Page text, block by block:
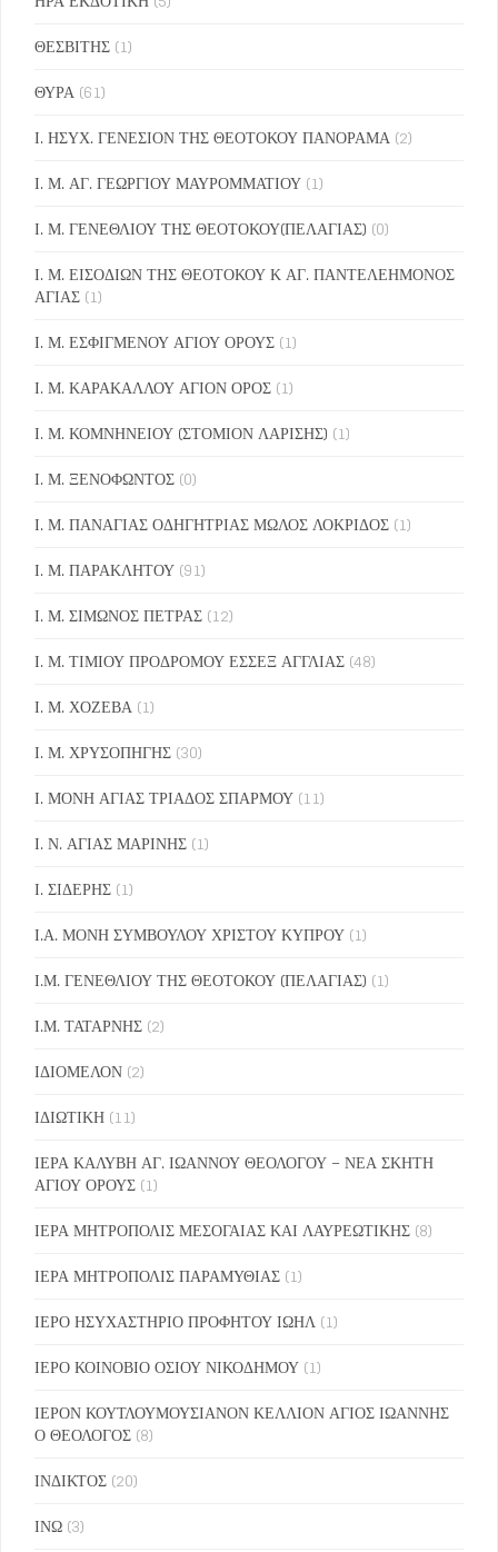
ΘΕΣΒΙΤΗΣ (1)
ΘΥΡΑ (61)
Ι. ΗΣΥΧ. ΓΕΝΕΣΙΟΝ ΤΗΣ ΘΕΟΤΟΚΟΥ ΠΑΝΟΡΑΜΑ (2)
Ι. Μ. ΑΓ. ΓΕΩΡΓΙΟΥ ΜΑΥΡΟΜΜΑΤΙΟΥ (1)
Ι. Μ. ΓΕΝΕΘΛΙΟΥ ΤΗΣ ΘΕΟΤΟΚΟΥ(ΠΕΛΑΓΙΑΣ) (0)
Ι. Μ. ΕΙΣΟΔΙΩΝ ΤΗΣ ΘΕΟΤΟΚΟΥ Κ ΑΓ. ΠΑΝΤΕΛΕΗΜΟΝΟΣ
ΑΓΙΑΣ (1)
Ι. Μ. ΕΣΦΙΓΜΕΝΟΥ ΑΓΙΟΥ ΟΡΟΥΣ (1)
Ι. Μ. ΚΑΡΑΚΑΛΛΟΥ ΑΓΙΟΝ ΟΡΟΣ (1)
Ι. Μ. ΚΟΜΝΗΝΕΙΟΥ (ΣΤΟΜΙΟΝ ΛΑΡΙΣΗΣ) (1)
Ι. Μ. ΞΕΝΟΦΩΝΤΟΣ (0)
Ι. Μ. ΠΑΝΑΓΙΑΣ ΟΔΗΓΗΤΡΙΑΣ ΜΩΛΟΣ ΛΟΚΡΙΔΟΣ (1)
Ι. Μ. ΠΑΡΑΚΛΗΤΟΥ (91)
Ι. Μ. ΣΙΜΩΝΟΣ ΠΕΤΡΑΣ (12)
Ι. Μ. ΤΙΜΙΟΥ ΠΡΟΔΡΟΜΟΥ ΕΣΣΕΞ ΑΓΓΛΙΑΣ (48)
Ι. Μ. ΧΟΖΕΒΑ (1)
Ι. Μ. ΧΡΥΣΟΠΗΓΗΣ (30)
Ι. ΜΟΝΗ ΑΓΙΑΣ ΤΡΙΑΔΟΣ ΣΠΑΡΜΟΥ (11)
Ι. Ν. ΑΓΙΑΣ ΜΑΡΙΝΗΣ (1)
Ι. ΣΙΔΕΡΗΣ (1)
Ι.Α. ΜΟΝΗ ΣΥΜΒΟΥΛΟΥ ΧΡΙΣΤΟΥ ΚΥΠΡΟΥ (1)
Ι.Μ. ΓΕΝΕΘΛΙΟΥ ΤΗΣ ΘΕΟΤΟΚΟΥ (ΠΕΛΑΓΙΑΣ) (1)
Ι.Μ. ΤΑΤΑΡΝΗΣ (2)
ΙΔΙΟΜΕΛΟΝ (2)
ΙΔΙΩΤΙΚΗ (11)
ΙΕΡΑ ΚΑΛΥΒΗ ΑΓ. ΙΩΑΝΝΟΥ ΘΕΟΛΟΓΟΥ – ΝΕΑ ΣΚΗΤΗ
ΑΓΙΟΥ ΟΡΟΥΣ (1)
ΙΕΡΑ ΜΗΤΡΟΠΟΛΙΣ ΜΕΣΟΓΑΙΑΣ ΚΑΙ ΛΑΥΡΕΩΤΙΚΗΣ (8)
ΙΕΡΑ ΜΗΤΡΟΠΟΛΙΣ ΠΑΡΑΜΥΘΙΑΣ (1)
ΙΕΡΟ ΗΣΥΧΑΣΤΗΡΙΟ ΠΡΟΦΗΤΟΥ ΙΩΗΛ (1)
ΙΕΡΟ ΚΟΙΝΟΒΙΟ ΟΣΙΟΥ ΝΙΚΟΔΗΜΟΥ (1)
ΙΕΡΟΝ ΚΟΥΤΛΟΥΜΟΥΣΙΑΝΟΝ ΚΕΛΛΙΟΝ ΑΓΙΟΣ ΙΩΑΝΝΗΣ
Ο ΘΕΟΛΟΓΟΣ (8)
ΙΝΔΙΚΤΟΣ (20)
ΙΝΩ (3)